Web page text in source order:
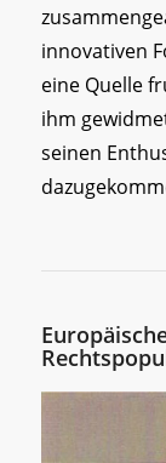
innovativen
eine Quelle
ihm
seinen